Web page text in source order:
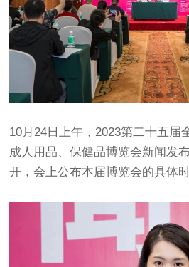
10月24日上午，2023第二十五届
成人用品、保健品博览会新闻发
开，会上公布本届博览会的具体